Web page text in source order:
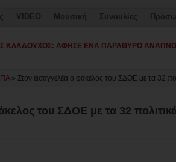
VIDEO Μουσική Συναυλίες
ΜΕΡΑ» καταψήφισε τον Προϋ-
» Στον εισαγγελέα ο φάκελος του ΣΔΟΕ με τα 32
του ΣΔΟΕ με τα 32